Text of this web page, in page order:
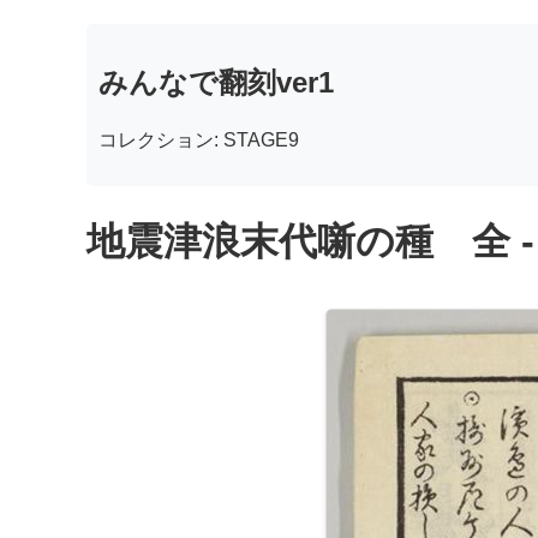
みんなで翻刻ver1
コレクション: STAGE9
地震津浪末代噺の種 全